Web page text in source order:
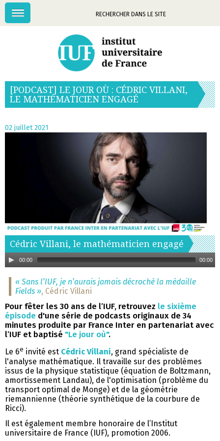
Mots-
Menu
[PODCAST] LE JOUR OÙ : CÉDRIC VILLANI,
LE MATHÉMATICIEN ENGAGÉ
02 juillet 2021
Cédric Villani, le mathématicien engagé
00:00 00:00
« Sans l’IUF, je n’aurais jamais décroché la médaille
Fields », Cédric Villani
Pour fêter les 30 ans de l’IUF, retrouvez le sixième
épisode d'une série de podcasts originaux de 34
minutes produite par France Inter en partenariat avec
l’IUF et baptisé "Le jour où".
Le 6e invité est Cédric Villani, grand spécialiste de
l'analyse mathématique. Il travaille sur des problèmes
issus de la physique statistique (équation de Boltzmann,
amortissement Landau), de l'optimisation (problème du
transport optimal de Monge) et de la géométrie
riemannienne (théorie synthétique de la courbure de
Ricci).
Il est également membre honoraire de l’Institut
universitaire de France (IUF), promotion 2006.